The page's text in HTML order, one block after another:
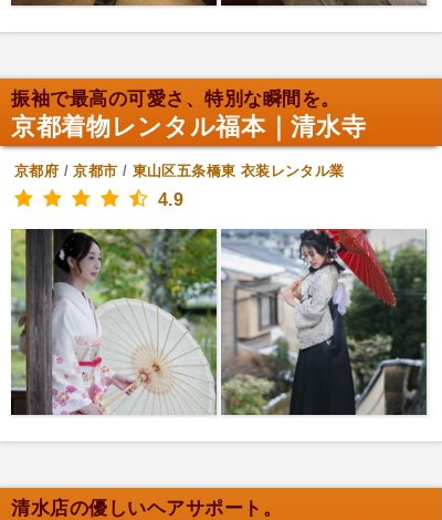
振袖で最高の可愛さ、特別な瞬間を。
京都着物レンタル福本｜清水寺
京都府 /京都市 / 東山区五条橋東 衣装レンタル業
4.9
清水店の優しいヘアサポート。